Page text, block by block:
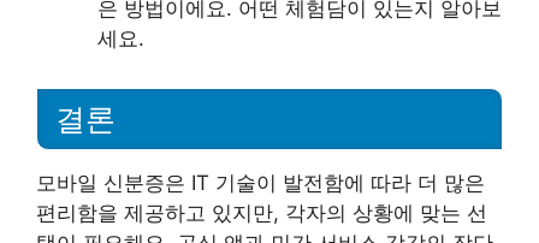
은 방법이에요. 어떤 체험담이 있는지 알아보
세요.
결론
모바일 신분증은 IT 기술이 발전함에 따라 더 많은
편리함을 제공하고 있지만, 각자의 상황에 맞는 선